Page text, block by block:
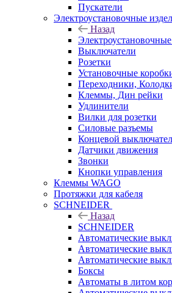
Пускатели
Электроустановочные
Назад
Выключатели
Розетки
Установочные
Переходники,
Клеммы, Дин рейки
Удлинители
Вилки для розетки
Силовые разъемы
Концевой
Датчики движения
Звонки
Кнопки управления
Клеммы WAGO
Протяжки для кабеля
SCHNEIDER
Назад
SCHNEIDER
Автоматические
Автоматические
Автоматические
Боксы
Автоматы в литом